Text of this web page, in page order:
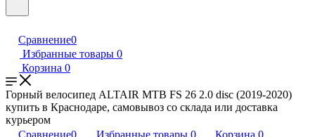
Сравнение0
Избранные товары 0
Корзина 0
Горный велосипед ALTAIR MTB FS 26 2.0 disc (2019-2020)
купить в Краснодаре, самовывоз со склада или доставка
курьером
Сравнение0 Избранные товары 0 Корзина 0